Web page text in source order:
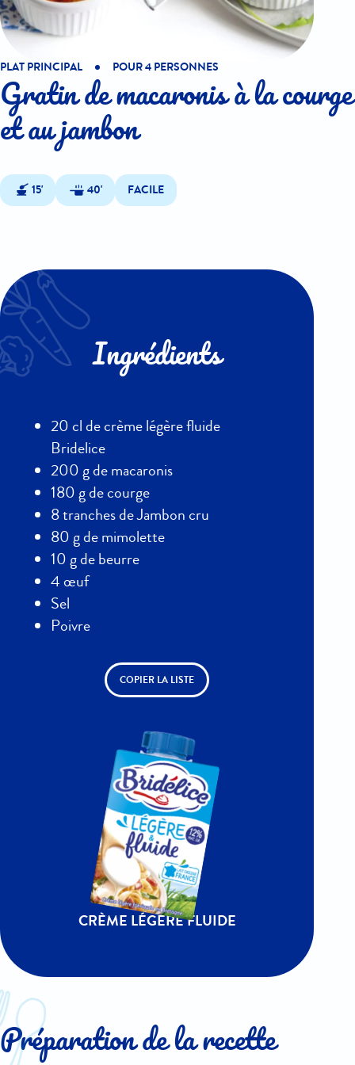
PLAT PRINCIPAL POUR 4 PERSONNES
Gratin de macaronis à la courge
et au jambon
15' 40' FACILE
Ingrédients
20 cl de crème légère fluide
Bridelice
200 g de macaronis
180 g de courge
8 tranches de Jambon cru
80 g de mimolette
10 g de beurre
4 œuf
Sel
Poivre
COPIER LA LISTE
CRÈME LÉGÈRE FLUIDE
Préparation de la recette